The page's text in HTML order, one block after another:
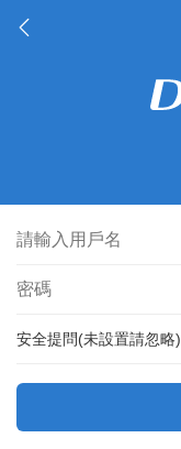
安全提問(未設置請忽略)